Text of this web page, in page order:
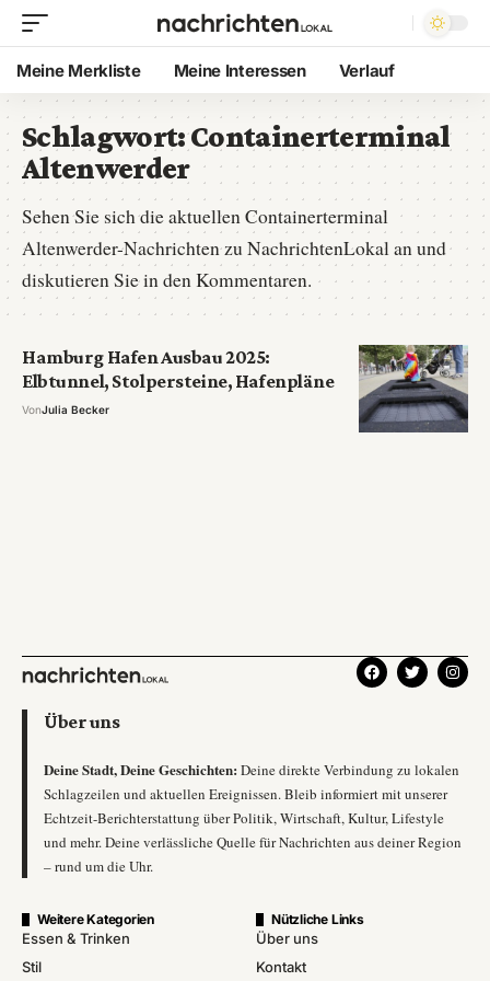
Meine Merkliste Meine Interessen Verlauf
Schlagwort:Containerterminal
Altenwerder
Sehen Sie sich die aktuellen Containerterminal
Altenwerder-Nachrichten zu NachrichtenLokal an und
diskutieren Sie in den Kommentaren.
Hamburg Hafen Ausbau 2025:
Elbtunnel, Stolpersteine, Hafenpläne
VonJulia Becker
Über uns
Deine Stadt, Deine Geschichten: Deine direkte Verbindung zu lokalen
Schlagzeilen und aktuellen Ereignissen. Bleib informiert mit unserer
Echtzeit-Berichterstattung über Politik, Wirtschaft, Kultur, Lifestyle
und mehr. Deine verlässliche Quelle für Nachrichten aus deiner Region
– rund um die Uhr.
Weitere Kategorien
Essen & Trinken
Stil
Nützliche Links
Über uns
Kontakt